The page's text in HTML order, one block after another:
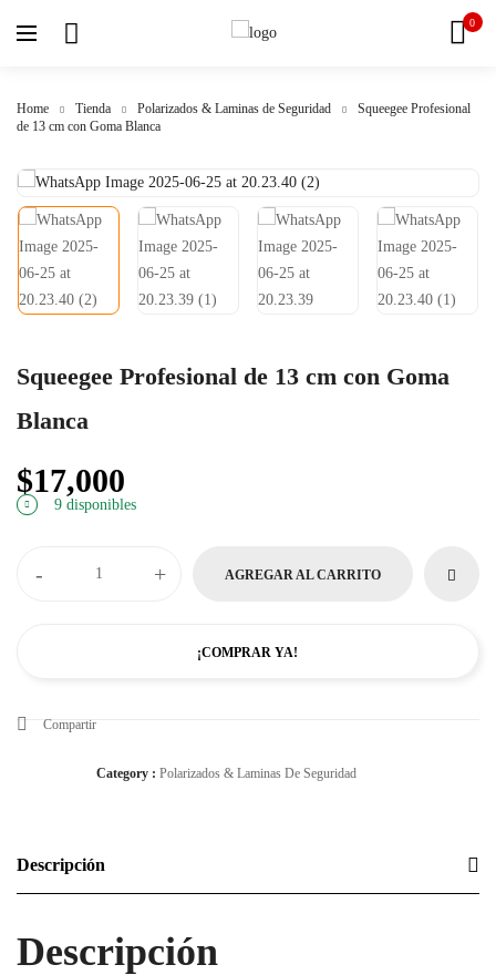
0
Home Tienda Polarizados & Laminas de Seguridad
Squeegee Profesional
de 13 cm con Goma Blanca
Squeegee Profesional de 13 cm con Goma
Blanca
$17,000
9 disponibles
- + AGREGAR AL CARRITO
¡COMPRAR YA!
Compartir
Category : Polarizados & Laminas De Seguridad
Descripción
Descripción